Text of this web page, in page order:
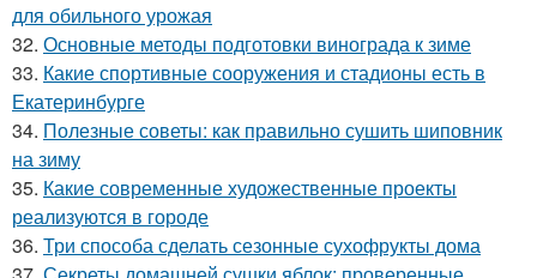
для обильного урожая
32. Основные методы подготовки винограда к зиме
33. Какие спортивные сооружения и стадионы есть в
Екатеринбурге
34. Полезные советы: как правильно сушить шиповник
на зиму
35. Какие современные художественные проекты
реализуются в городе
36. Три способа сделать сезонные сухофрукты дома